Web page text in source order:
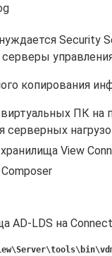
Security
копирования
ПК на
серверных
View
AD-LDS на